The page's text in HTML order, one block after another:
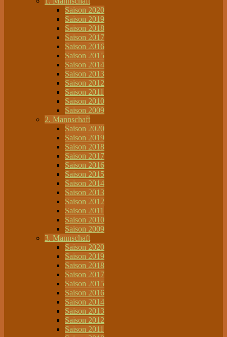
Saison 2020
Saison 2019
Saison 2018
Saison 2017
Saison 2016
Saison 2015
Saison 2014
Saison 2013
Saison 2012
Saison 2011
Saison 2010
Saison 2009
2. Mannschaft
Saison 2020
Saison 2019
Saison 2018
Saison 2017
Saison 2016
Saison 2015
Saison 2014
Saison 2013
Saison 2012
Saison 2011
Saison 2010
Saison 2009
3. Mannschaft
Saison 2020
Saison 2019
Saison 2018
Saison 2017
Saison 2015
Saison 2016
Saison 2014
Saison 2013
Saison 2012
Saison 2011